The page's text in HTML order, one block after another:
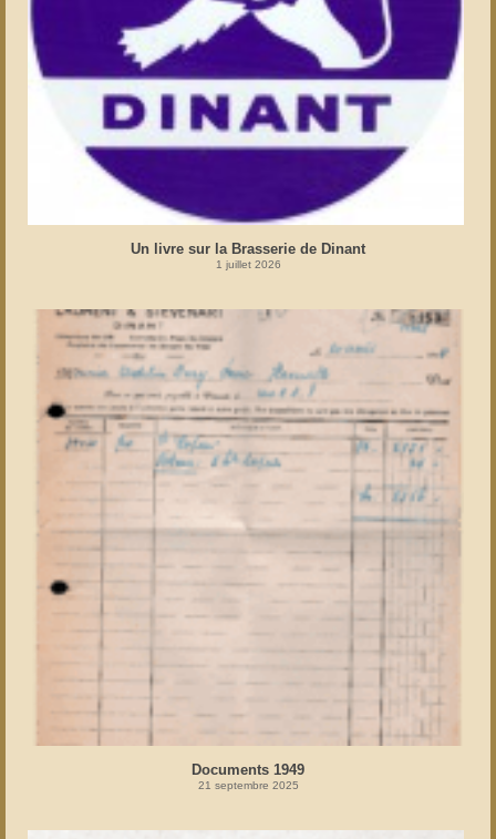
Un livre sur la Brasserie de Dinant
1 juillet 2026
Documents 1949
21 septembre 2025